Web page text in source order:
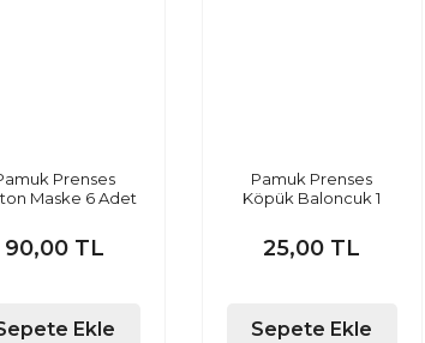
Prenses
Maske 6 Adet
90,00 TL
Ekle
Pamuk Prenses
Köpük Baloncuk 1
25,00 TL
Sepete Ekle